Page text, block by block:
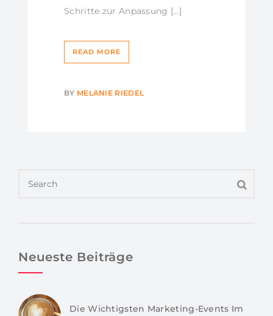
Schritte zur Anpassung […]
READ MORE
BY MELANIE RIEDEL
Neueste Beiträge
Die Wichtigsten Marketing-Events Im